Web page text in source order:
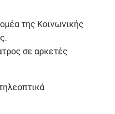
της Κοινωνικής
σε αρκετές